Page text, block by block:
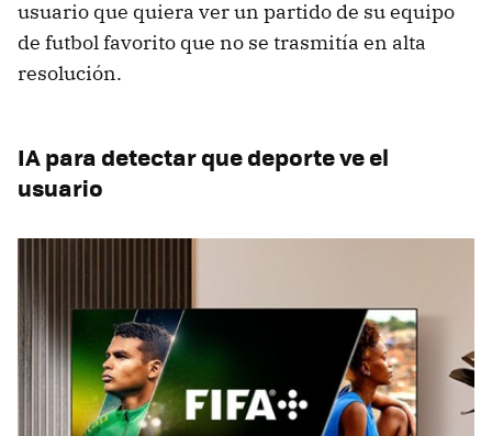
usuario que quiera ver un partido de su equipo
de futbol favorito que no se trasmitía en alta
resolución.
IA para detectar que deporte ve el
usuario